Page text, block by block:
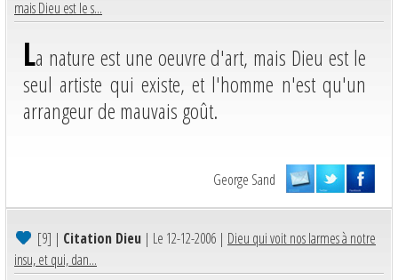
mais Dieu est le s...
La nature est une oeuvre d'art, mais Dieu est le
seul artiste qui existe, et l'homme n'est qu'un
arrangeur de mauvais goût.
George Sand
[9] | Citation Dieu | Le 12-12-2006 | Dieu qui voit nos larmes à notre
insu, et qui, dan...